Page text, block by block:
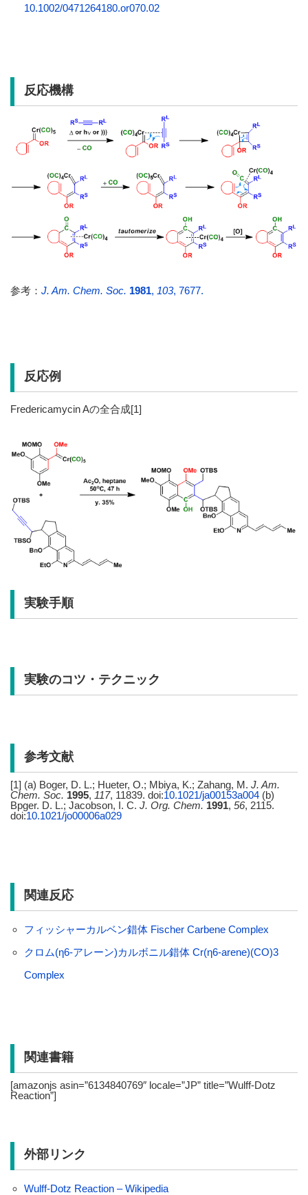
10.1002/0471264180.or070.02
反応機構
参考： J. Am. Chem. Soc. 1981, 103, 7677.
反応例
Fredericamycin Aの全合成[1]
実験手順
実験のコツ・テクニック
参考文献
[1] (a) Boger, D. L.; Hueter, O.; Mbiya, K.; Zahang, M. J. Am.
Chem. Soc. 1995, 117, 11839. doi:10.1021/ja00153a004 (b)
Bpger. D. L.; Jacobson, I. C. J. Org. Chem. 1991, 56, 2115.
doi:10.1021/jo00006a029
関連反応
フィッシャーカルベン錯体 Fischer Carbene Complex
クロム(η6-アレーン)カルボニル錯体 Cr(η6-arene)(CO)3
Complex
関連書籍
[amazonjs asin=”6134840769″ locale=”JP” title=”Wulff-Dotz
Reaction”]
外部リンク
Wulff-Dotz Reaction – Wikipedia